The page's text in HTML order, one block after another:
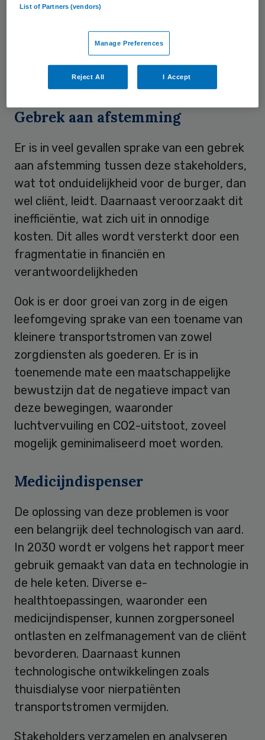
genereert. Het gaat hierbij, naast
leveranciers van goederen en IT-
oplossingen, logistieke dienstverleners en
zorgverzekeraars.
Gebrek aan afstemming
Er is in veel gevallen sprake van een gebrek
aan afstemming tussen deze stakeholders,
wat tot onduidelijkheid voor de burger, dan
wel cliënt, leidt. Daarnaast veroorzaakt dit
inefficiëntie, wat zich uit in onnodige
kosten. Dit alles wordt versterkt door een
fragmentatie in financiën en
verantwoordelijkheden
Ook is er door groei van zorg in de eigen
leefomgeving sprake van een toename van
kleinere transportstromen van zowel
zorgdiensten als goederen. Er is in
toenemende mate een maatschappelijke
bewustzijn dat de negatieve impact van
deze bewegingen, waaronder
luchtvervuiling en CO2-uitstoot, zoveel
mogelijk geminimaliseerd moet worden.
Medicijndispenser
De oplossing van deze problemen is voor
een belangrijk deel technologisch van aard.
In 2030 wordt er volgens het rapport meer
gebruik gemaakt van data en technologie in
de hele keten. Diverse e-
healthtoepassingen, waaronder een
medicijndispenser, kunnen zorgpersoneel
ontlasten en zelfmanagement van de cliënt
bevorderen. Daarnaast kunnen
technologische ontwikkelingen zoals
thuisdialyse voor nierpatiënten
transportstromen vermijden.
Stakeholders verzamelen en analyseren
List of Partners (vendors)
Manage Preferences
Reject All I Accept